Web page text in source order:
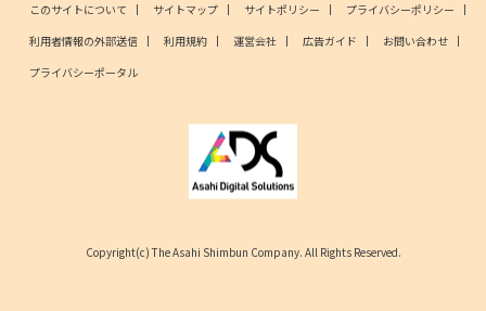
このサイトについて サイトマップ サイトポリシー
プライバシーポリシー
利用者情報の外部送信
利用規約 運営会社 広告ガイド
お問い合わせ
プライバシーポータル
Copyright(c) The Asahi Shimbun Company. All Rights Reserved.